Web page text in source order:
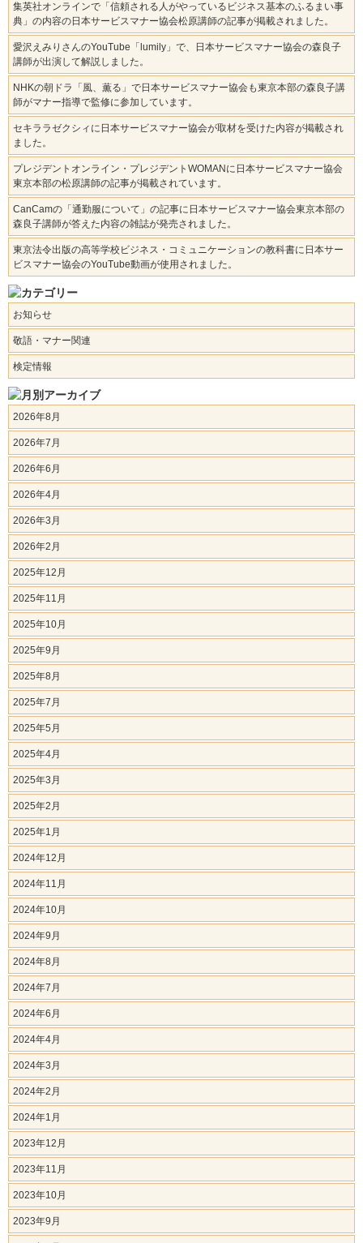
集英社オンラインで「信頼される人がやっているビジネス基本のふるまい事
典」の内容の日本サービスマナー協会松原講師の記事が掲載されました。
愛沢えみりさんのYouTube「lumily」で、日本サービスマナー協会の森良子
講師が出演して解説しました。
NHKの朝ドラ「風、薫る」で日本サービスマナー協会も東京本部の森良子講
師がマナー指導で監修に参加しています。
セキララゼクシィに日本サービスマナー協会が取材を受けた内容が掲載され
ました。
プレジデントオンライン・プレジデントWOMANに日本サービスマナー協会
東京本部の松原講師の記事が掲載されています。
CanCamの「通勤服について」の記事に日本サービスマナー協会東京本部の
森良子講師が答えた内容の雑誌が発売されました。
東京法令出版の高等学校ビジネス・コミュニケーションの教科書に日本サー
ビスマナー協会のYouTube動画が使用されました。
お知らせ
敬語・マナー関連
検定情報
2026年8月
2026年7月
2026年6月
2026年4月
2026年3月
2026年2月
2025年12月
2025年11月
2025年10月
2025年9月
2025年8月
2025年7月
2025年5月
2025年4月
2025年3月
2025年2月
2025年1月
2024年12月
2024年11月
2024年10月
2024年9月
2024年8月
2024年7月
2024年6月
2024年4月
2024年3月
2024年2月
2024年1月
2023年12月
2023年11月
2023年10月
2023年9月